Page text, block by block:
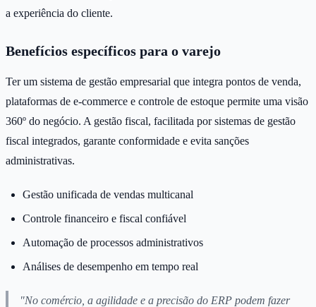
a experiência do cliente.
Benefícios específicos para o varejo
Ter um sistema de gestão empresarial que integra pontos de venda,
plataformas de e-commerce e controle de estoque permite uma visão
360º do negócio. A gestão fiscal, facilitada por sistemas de gestão
fiscal integrados, garante conformidade e evita sanções
administrativas.
Gestão unificada de vendas multicanal
Controle financeiro e fiscal confiável
Automação de processos administrativos
Análises de desempenho em tempo real
"No comércio, a agilidade e a precisão do ERP podem fazer